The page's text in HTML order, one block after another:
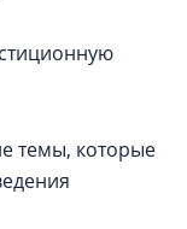
темы, которые